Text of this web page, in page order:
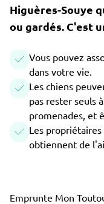
Higuères-Souye
ou gardés. C'est
Vous pouvez
dans votre vie.
Les chiens
pas rester seuls
promenades, et
Les propriétaires
obtiennent de
Emprunte Mon